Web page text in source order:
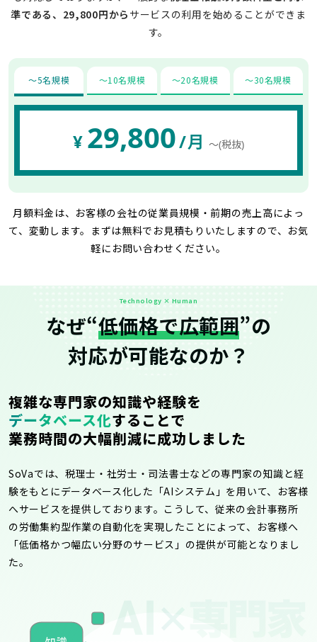
準である、29,800円から サービスの利用を始めることができま
す。
〜5名規模 〜10名規模 〜20名規模 〜30名規模
¥ 29,800/月 〜(税抜)
月額料金は、お客様の会社の従業員規模・前期の売上高によっ
て、変動します。 まずは無料でお見積もりいたしますので、お気
軽にお問い合わせください。
Technology × Human
なぜ“低価格で広範囲”の
対応が可能なのか？
複雑な専門家の知識や経験を
データベース化することで
業務時間の大幅削減に成功しました
SoVaでは、税理士・社労士・司法書士などの専門家の知識と経
験をもとにデータベース化した「AIシステム」を用いて、お客様
へサービスを提供しております。こうして、従来の会計事務所
の労働集約型作業の自動化を実現したことによって、お客様へ
「低価格かつ幅広い分野のサービス」の提供が可能となりまし
た。